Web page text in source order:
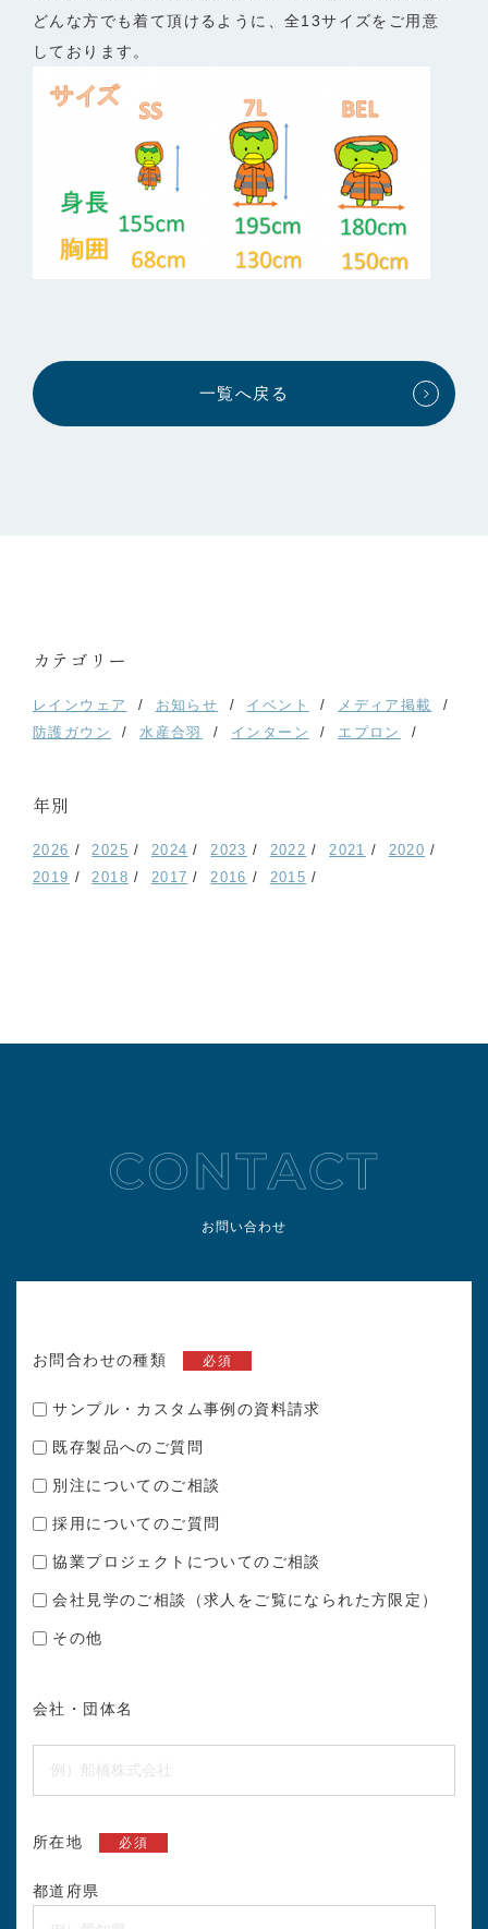
どんな方でも着て頂けるように、全13サイズをご用意
しております。
一覧へ戻る
カテゴリー
レインウェア お知らせ イベント
メディア掲載
防護ガウン
水産合羽 インターン エプロン
年別
2026 2025 2024 2023 2022 2021
2020
2019
2018 2017 2016 2015
お問い合わせ
お問合わせの種類 必須
サンプル・カスタム事例の資料請求
既存製品へのご質問
別注についてのご相談
採用についてのご質問
協業プロジェクトについてのご相談
会社見学のご相談（求人をご覧になられた方限定）
その他
会社・団体名
所在地 必須
都道府県